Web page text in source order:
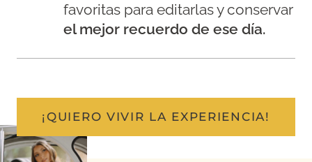
favoritas para editarlas y conservar
el mejor recuerdo de ese día.
¡QUIERO VIVIR LA EXPERIENCIA!